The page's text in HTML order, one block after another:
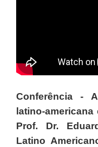
Conferência -
latino-americana
Prof. Dr.
Latino